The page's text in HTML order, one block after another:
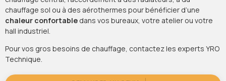
chauffage sol ou à des aérothermes pour bénéficier d’une
chaleur confortable dans vos bureaux, votre atelier ou votre
hall industriel.
Pour vos gros besoins de chauffage, contactez les experts YRO
Technique.